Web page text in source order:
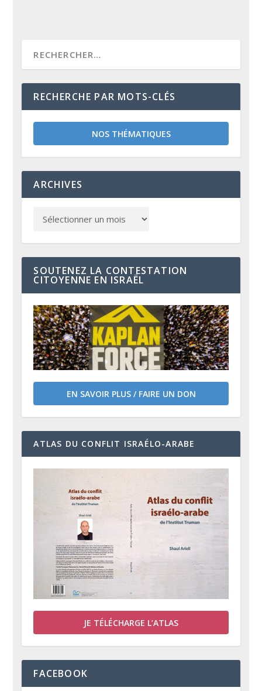
RECHERCHE PAR MOTS-CLÉS
NOS THÉMATIQUES
ARCHIVES
SOUTENEZ LA CONTESTATION
CITOYENNE EN ISRAËL
EN SAVOIR PLUS / FAIRE UN DON
ATLAS DU CONFLIT ISRAÉLO-ARABE
JE TÉLÉCHARGE L’ATLAS
FACEBOOK